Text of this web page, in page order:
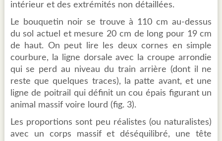
intérieur et des extrémités non détaillées.
Le bouquetin noir se trouve à 110 cm au-dessus
du sol actuel et mesure 20 cm de long pour 19 cm
de haut. On peut lire les deux cornes en simple
courbure, la ligne dorsale avec la croupe arrondie
qui se perd au niveau du train arrière (dont il ne
reste que quelques traces), la patte avant, et une
ligne de poitrail qui définit un cou épais figurant un
animal massif voire lourd (fig. 3).
Les proportions sont peu réalistes (ou naturalistes)
avec un corps massif et déséquilibré, une tête